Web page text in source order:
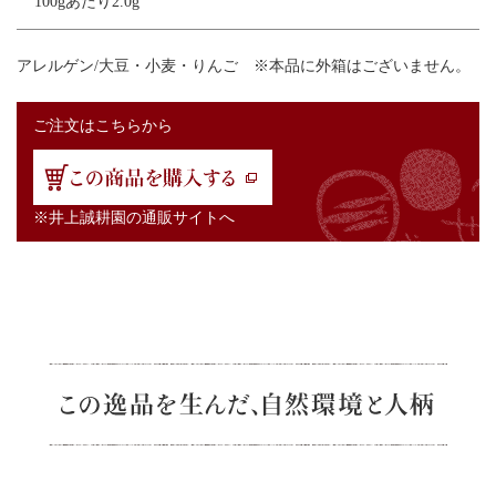
アレルゲン/大豆・小麦・りんご ※本品に外箱はございません。
ご注文はこちらから
※井上誠耕園の通販サイトへ